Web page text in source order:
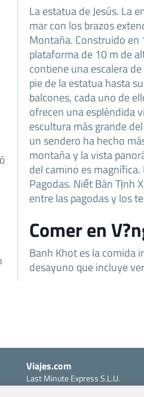
La estatua de Jesús. La
mar con los brazos
Montaña. Construido en
plataforma de 10 m de
contiene una escalera
pie de la estatua hasta
balcones, cada uno de
ofrecen una espléndida
escultura más grande
un sendero ha hecho
montaña y la vista
del camino es
Pagodas. Niết Bàn Tịnh
entre las pagodas y los
Comer en
Banh Khot es la comida
desayuno que incluye
Viajes.com
Last Minute Express S.L.U.